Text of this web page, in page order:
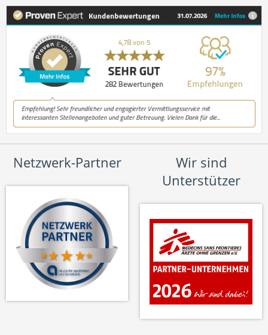
Netzwerk-Partner
Wir sind
Unterstützer